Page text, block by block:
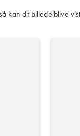
kan dit billede blive